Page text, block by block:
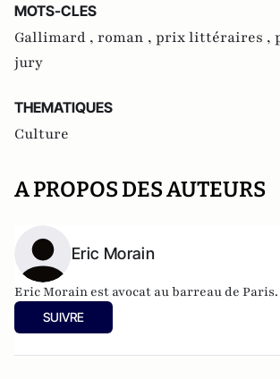
MOTS-CLES
Gallimard , roman , prix littéraires ,
jury
THEMATIQUES
Culture
A PROPOS DES AUTEURS
Eric Morain
Eric Morain est avocat au barreau de Paris.
SUIVRE